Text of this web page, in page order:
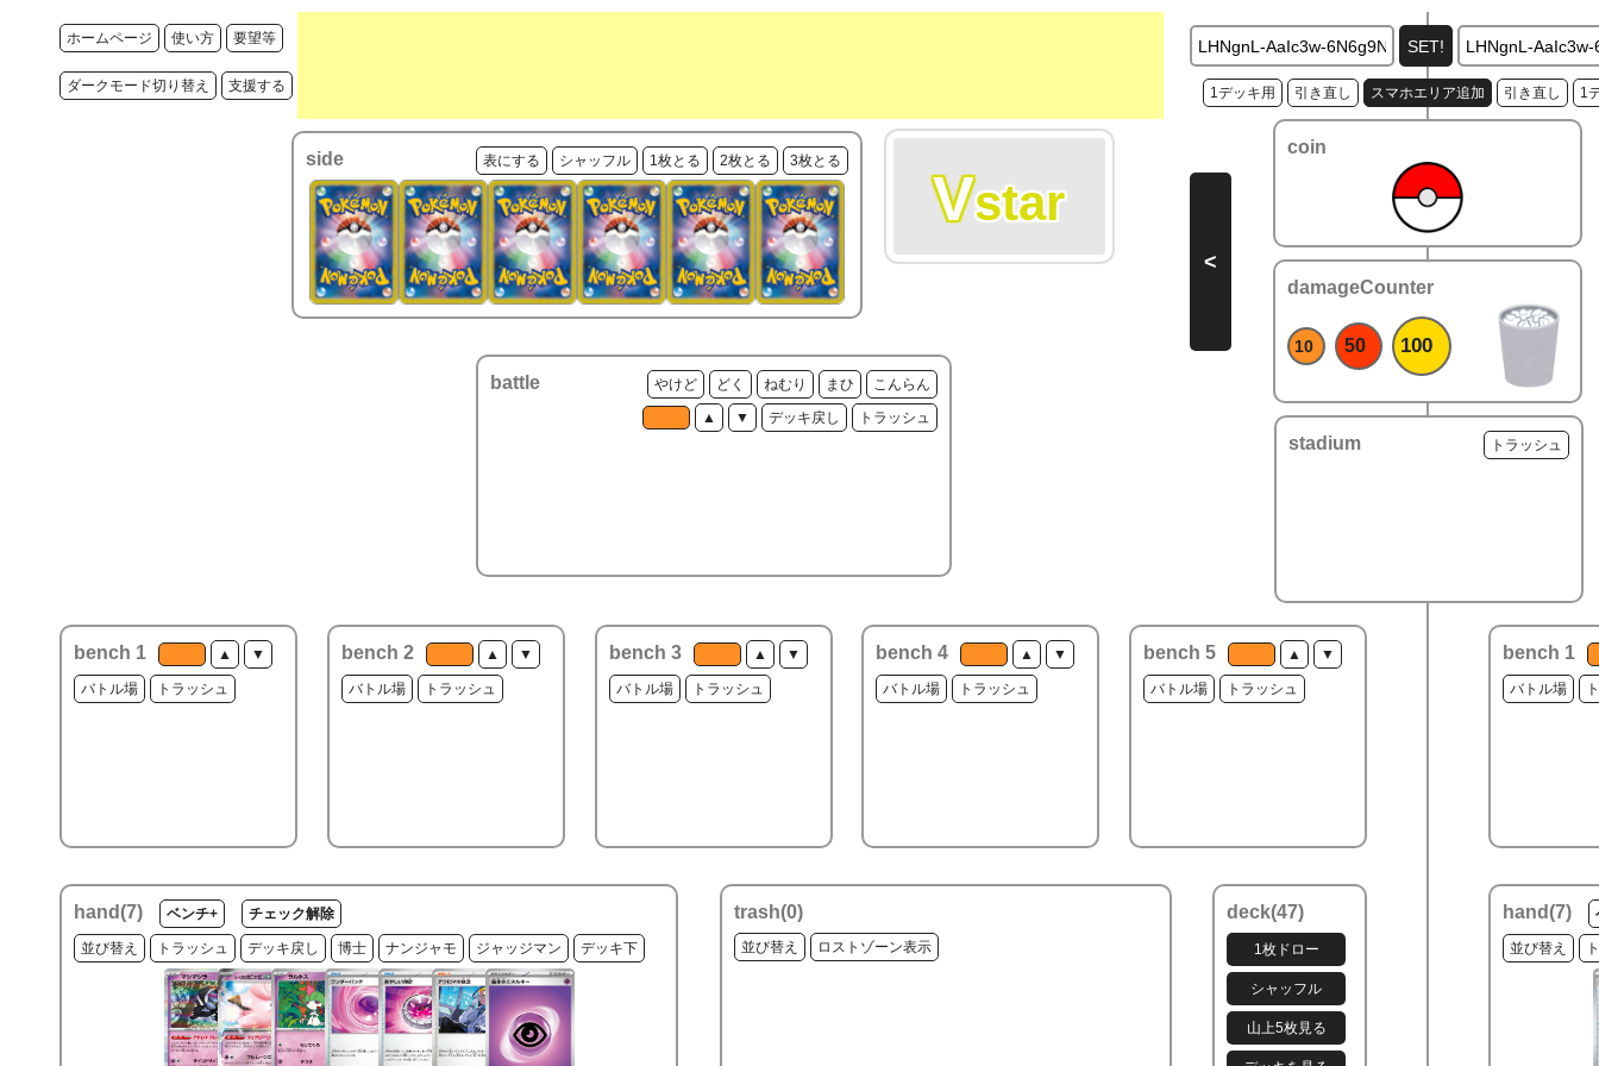
ホームページ 使い方 要望等
ダークモード切り替え 支援する
side 表にする シャッフル 1枚とる 2枚とる 3枚とる
Vstar
battle やけど どく ねむり まひ
こんらん
▲
▼ デッキ戻し トラッシュ
bench 1 ▲ ▼
バトル場 トラッシュ
bench 2 ▲ ▼
バトル場 トラッシュ
bench 3 ▲ ▼
バトル場 トラッシュ
bench 4 ▲ ▼
バトル場 トラッシュ
bench 5 ▲ ▼
バトル場 トラッシュ
hand(7) ベンチ+ チェック解除
並び替え トラッシュ デッキ戻し 博士 ナンジャモ ジャッジマン デッキ下
trash(0)
並び替え ロストゾーン表示
deck(47)
stadium トラッシュ
bench 1
バトル場
hand(7)
並び替え
1デッキ用 引き直し スマホエリア追加 引き直し 1
coin
damageCounter
10 50 100
<